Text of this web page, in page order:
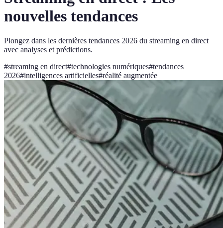
nouvelles tendances
Plongez dans les dernières tendances 2026 du streaming en direct
avec analyses et prédictions.
#streaming en direct#technologies numériques#tendances
2026#intelligences artificielles#réalité augmentée